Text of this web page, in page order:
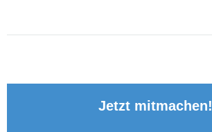
Jetzt mitmachen!